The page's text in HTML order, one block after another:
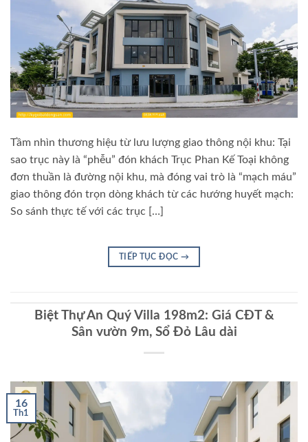
Tầm nhìn thương hiệu từ lưu lượng giao thông nội khu: Tại
sao trục này là “phễu” đón khách Trục Phan Kế Toại không
đơn thuần là đường nội khu, mà đóng vai trò là “mạch máu”
giao thông đón trọn dòng khách từ các hướng huyết mạch:
So sánh thực tế với các trục […]
TIẾP TỤC ĐỌC →
Biệt Thự An Quý Villa 198m2: Giá CĐT &
Sân vườn 9m, Sổ Đỏ Lâu dài
16
Th1